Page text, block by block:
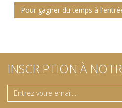
Pour gagner du temps à
INSCRIPTION À